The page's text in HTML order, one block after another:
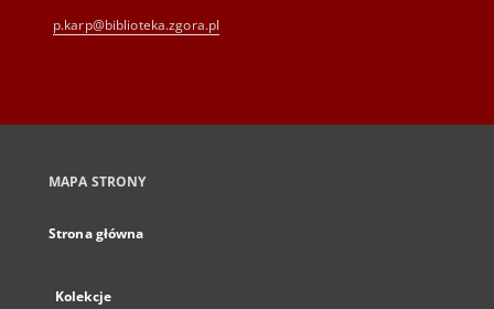
p.karp@biblioteka.zgora.pl
MAPA STRONY
Strona główna
Kolekcje